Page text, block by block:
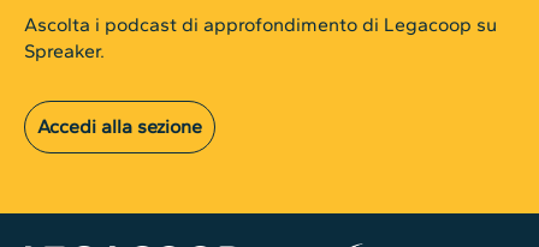
Ascolta i podcast di approfondimento di Legacoop su
Spreaker.
Accedi alla sezione